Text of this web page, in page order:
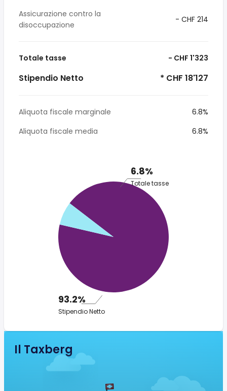
Assicurazione contro la
disoccupazione
- CHF 214
Totale tasse - CHF 1'323
Stipendio Netto * CHF 18'127
Aliquota fiscale marginale
6.8%
Aliquota fiscale media
6.8%
6.8%
Totale tasse
93.2%
Stipendio Netto
Il Taxberg